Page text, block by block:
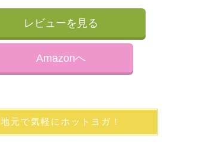
レビューを見る
Amazonへ
地元で気軽にホットヨガ！